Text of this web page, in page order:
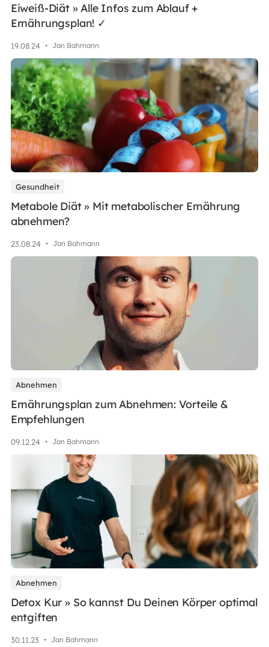
Eiweiß-Diät » Alle Infos zum Ablauf +
Ernährungsplan! ✓
19.08.24 • Jan Bahmann
Gesundheit
Metabole Diät » Mit metabolischer Ernährung
abnehmen?
23.08.24 • Jan Bahmann
Abnehmen
Ernährungsplan zum Abnehmen: Vorteile &
Empfehlungen
09.12.24 • Jan Bahmann
Abnehmen
Detox Kur » So kannst Du Deinen Körper optimal
entgiften
30.11.23 • Jan Bahmann